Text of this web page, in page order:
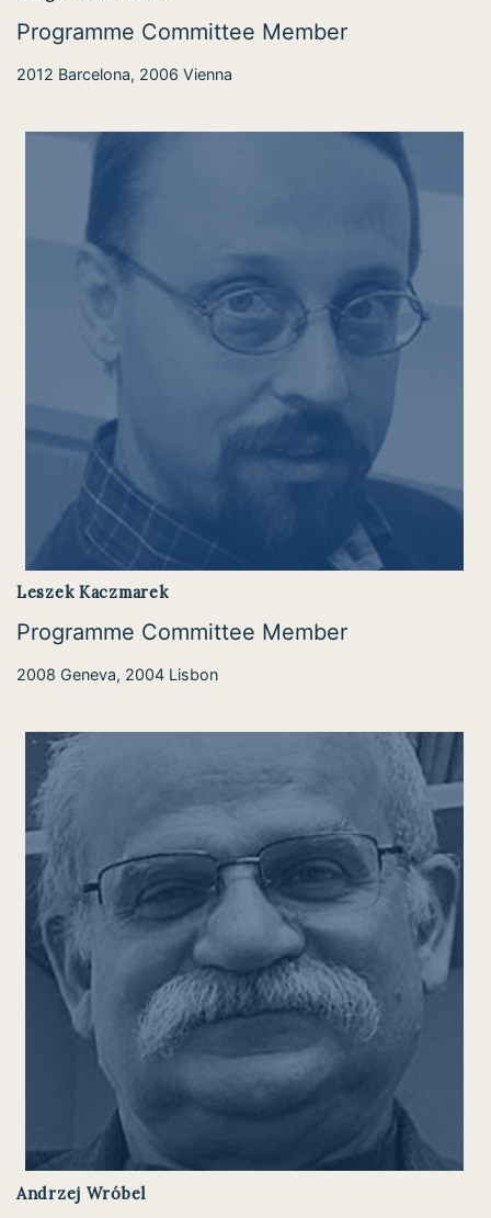
Programme Committee Member
2012 Barcelona, 2006 Vienna
Leszek Kaczmarek
Programme Committee Member
2008 Geneva, 2004 Lisbon
Andrzej Wróbel